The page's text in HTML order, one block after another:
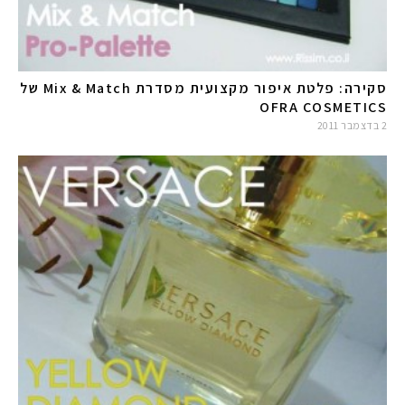
סקירה: פלטת איפור מקצועית מסדרת Mix & Match של
OFRA COSMETICS
2 בדצמבר 2011